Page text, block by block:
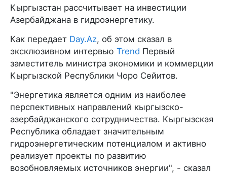
Кыргызстан рассчитывает на инвестиции
Азербайджана в гидроэнергетику.
Как передает Day.Az, об этом сказал в
эксклюзивном интервью Trend Первый
заместитель министра экономики и коммерции
Кыргызской Республики Чоро Сейитов.
"Энергетика является одним из наиболее
перспективных направлений кыргызско-
азербайджанского сотрудничества. Кыргызская
Республика обладает значительным
гидроэнергетическим потенциалом и активно
реализует проекты по развитию
возобновляемых источников энергии", - сказал